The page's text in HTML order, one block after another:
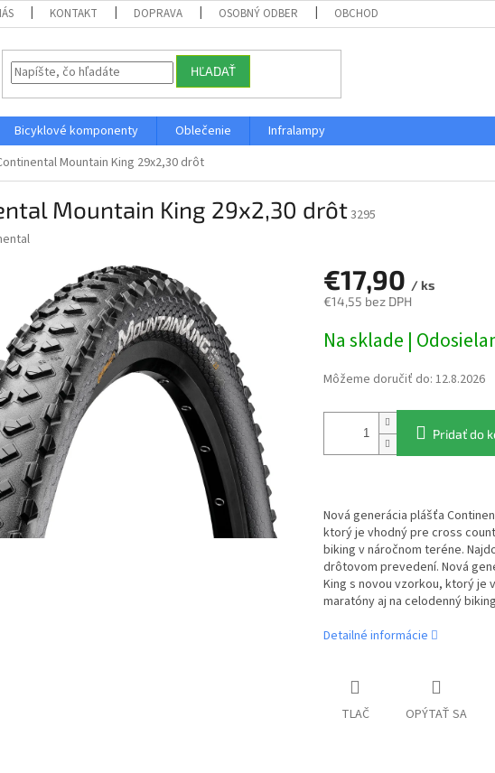
KONTAKT DOPRAVA OSOBNÝ ODBER OBCHODNÉ PODMIENKY
HĽADAŤ
Bicyklové komponenty Oblečenie
Infralampy
Mountain King 29x2,30 drôt
Mountain King 29x2,30 drôt3295
€17,90 / ks
€14,55 bez DPH
cena:
Na sklade |
Môžeme doručiť do: 12.8.2026
Pridať do
Nová generácia plášťa
ktorý je vhodný pre cross
biking v náročnom teréne.
drôtovom prevedení. Nová
King s novou vzorkou, ktorý je
maratóny aj na celodenný
Detailné informácie
TLAČ OPÝTAŤ SA